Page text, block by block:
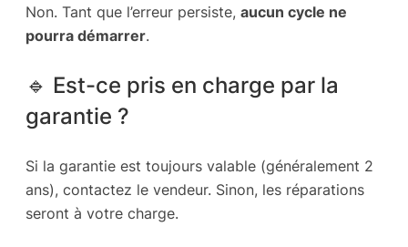
Non. Tant que l’erreur persiste, aucun cycle ne
pourra démarrer.
🔹 Est-ce pris en charge par la
garantie ?
Si la garantie est toujours valable (généralement 2
ans), contactez le vendeur. Sinon, les réparations
seront à votre charge.